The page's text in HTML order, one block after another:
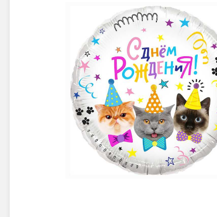
Фейерверки на свадьбу
Фейерверк-шоу
Батареи салютов
Цветной дым
Батареи салютов
Маленькие фейерверки
Средние фейерверки
Петарды
Лимонки,
Корсары
Жуки
Цветной